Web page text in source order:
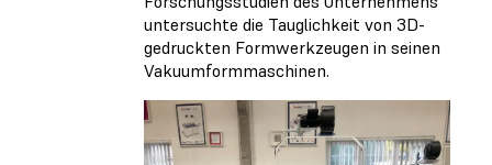
untersuchte die Tauglichkeit von 3D-
gedruckten Formwerkzeugen in seinen
Vakuumformmaschinen.